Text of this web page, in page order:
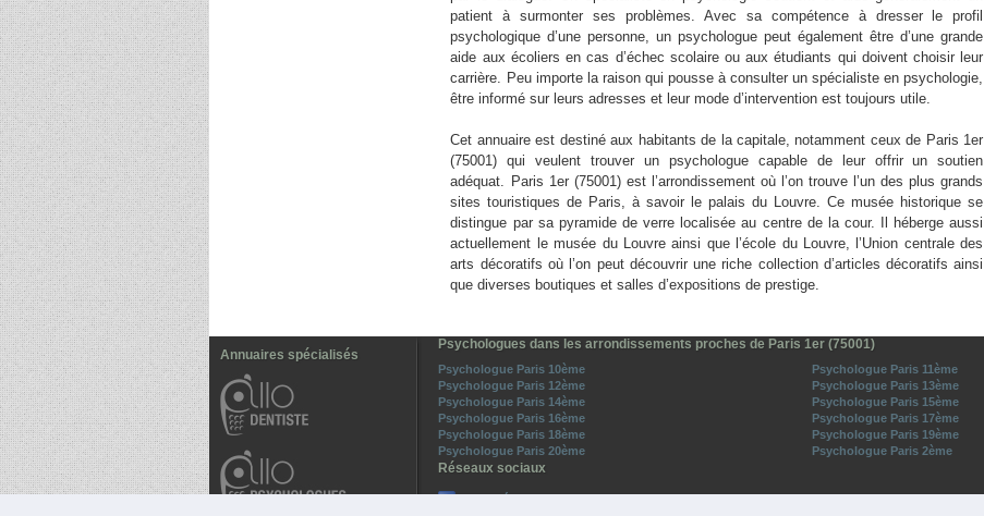
patient à surmonter ses problèmes. Avec sa compétence à dresser le profil
psychologique d’une personne, un psychologue peut également être d’une grande
aide aux écoliers en cas d’échec scolaire ou aux étudiants qui doivent choisir leur
carrière. Peu importe la raison qui pousse à consulter un spécialiste en psychologie,
être informé sur leurs adresses et leur mode d’intervention est toujours utile.
Cet annuaire est destiné aux habitants de la capitale, notamment ceux de Paris 1er
(75001) qui veulent trouver un psychologue capable de leur offrir un soutien
adéquat. Paris 1er (75001) est l’arrondissement où l’on trouve l’un des plus grands
sites touristiques de Paris, à savoir le palais du Louvre. Ce musée historique se
distingue par sa pyramide de verre localisée au centre de la cour. Il héberge aussi
actuellement le musée du Louvre ainsi que l’école du Louvre, l’Union centrale des
arts décoratifs où l’on peut découvrir une riche collection d’articles décoratifs ainsi
que diverses boutiques et salles d’expositions de prestige.
Annuaires spécialisés
Psychologues dans les arrondissements proches de Paris 1er (75001)
Psychologue Paris 10ème
Psychologue Paris 11ème
Psychologue Paris 12ème
Psychologue Paris 13ème
Psychologue Paris 14ème
Psychologue Paris 15ème
Psychologue Paris 16ème
Psychologue Paris 17ème
Psychologue Paris 18ème
Psychologue Paris 19ème
Psychologue Paris 20ème
Psychologue Paris 2ème
Réseaux sociaux
Allo-Médecins sur Facebook